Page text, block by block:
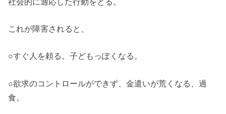
これが障害されると、
○すぐ人を頼る。子どもっぽくなる。
○欲求のコントロールができず、金遣いが荒くなる、過
食。